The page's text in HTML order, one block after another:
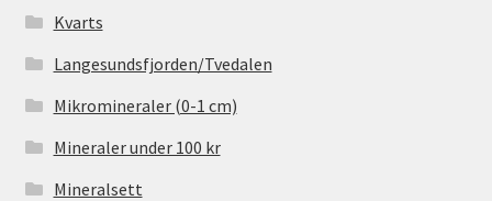
Kvarts
Langesundsfjorden/Tvedalen
Mikromineraler (0-1 cm)
Mineraler under 100 kr
Mineralsett